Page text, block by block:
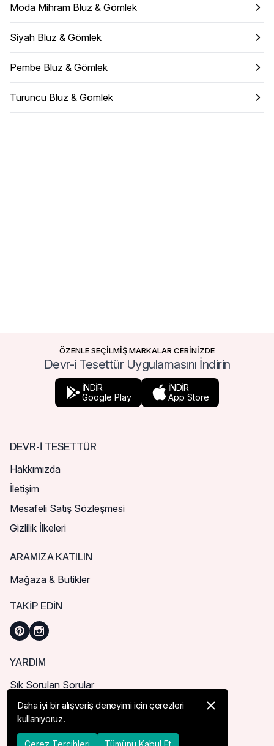
Moda Mihram Bluz & Gömlek
Siyah Bluz & Gömlek
Pembe Bluz & Gömlek
Turuncu Bluz & Gömlek
ÖZENLE SEÇİLMİŞ MARKALAR CEBİNİZDE
Devr-i Tesettür Uygulamasını İndirin
İNDİR
Google Play
İNDİR
App Store
DEVR-I TESETTÜR
Hakkımızda
İletişim
Mesafeli Satış Sözleşmesi
Gizlilik İlkeleri
ARAMIZA KATILIN
Mağaza & Butikler
TAKIP EDIN
YARDIM
Sık Sorulan Sorular
Nasıl Sipariş Verebilirim?
Kargo ve Teslimat
İade, İptal ve Değişim
Daha iyi bir alışveriş deneyimi için çerezleri
kullanıyoruz.
Çerez Tercihleri Tümünü Kabul Et